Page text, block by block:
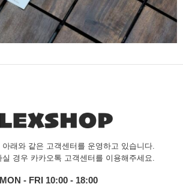
래와 같은 고객센터를 운영하고 있습니다.
경우 카카오톡 고객센터를 이용해주세요.
MON - FRI 10:00 - 18:00